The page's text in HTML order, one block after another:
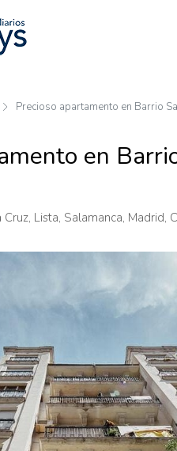
Precioso apartamento en Barrio
en
Lista, Salamanca, Madrid,